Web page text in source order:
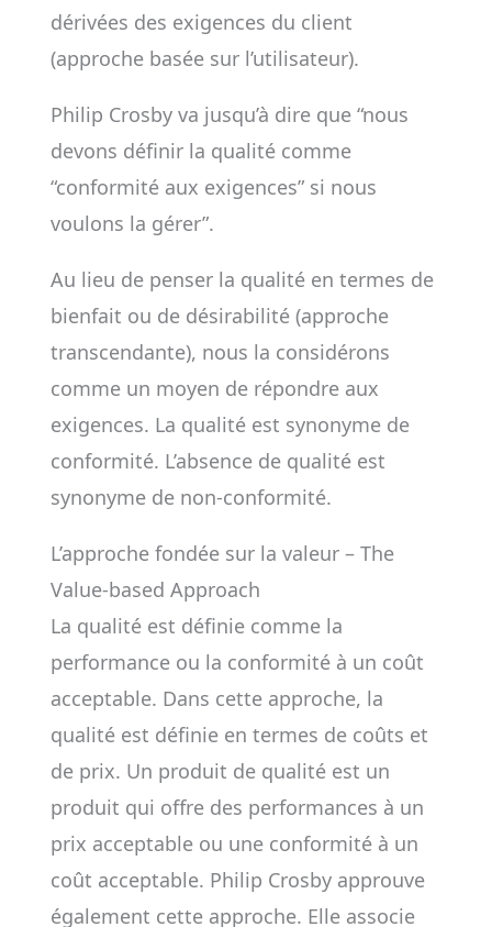
dérivées des exigences du client
(approche basée sur l’utilisateur).
Philip Crosby va jusqu’à dire que “nous
devons définir la qualité comme
“conformité aux exigences” si nous
voulons la gérer”.
Au lieu de penser la qualité en termes de
bienfait ou de désirabilité (approche
transcendante), nous la considérons
comme un moyen de répondre aux
exigences. La qualité est synonyme de
conformité. L’absence de qualité est
synonyme de non-conformité.
L’approche fondée sur la valeur – The
Value-based Approach
La qualité est définie comme la
performance ou la conformité à un coût
acceptable. Dans cette approche, la
qualité est définie en termes de coûts et
de prix. Un produit de qualité est un
produit qui offre des performances à un
prix acceptable ou une conformité à un
coût acceptable. Philip Crosby approuve
également cette approche. Elle associe